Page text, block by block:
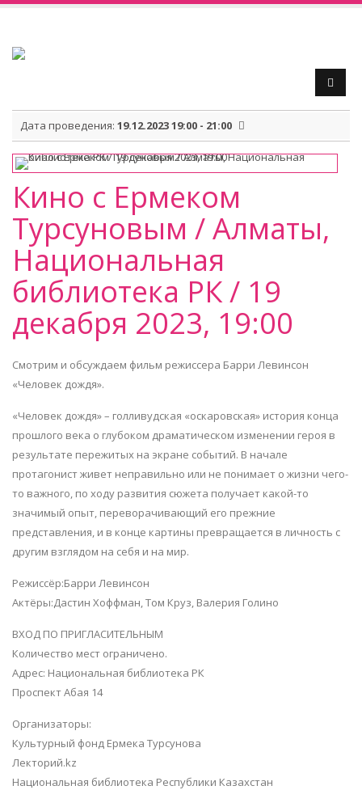
Дата проведения: 19.12.2023 19:00 - 21:00
Кино с Ермеком
Турсуновым / Алматы,
Национальная
библиотека РК / 19
декабря 2023, 19:00
Смотрим и обсуждаем фильм режиссера Барри Левинсон
«Человек дождя».
«Человек дождя» – голливудская «оскаровская» история конца
прошлого века о глубоком драматическом изменении героя в
результате пережитых на экране событий. В начале
протагонист живет неправильно или не понимает о жизни чего-
то важного, по ходу развития сюжета получает какой-то
значимый опыт, переворачивающий его прежние
представления, и в конце картины превращается в личность с
другим взглядом на себя и на мир.
Режиссёр:Барри Левинсон
Актёры:Дастин Хоффман, Том Круз, Валерия Голино
ВХОД ПО ПРИГЛАСИТЕЛЬНЫМ
Количество мест ограничено.
Адрес: Национальная библиотека РК
Проспект Абая 14
Организаторы:
Культурный фонд Ермека Турсунова
Лекторий.kz
Национальная библиотека Республики Казахстан